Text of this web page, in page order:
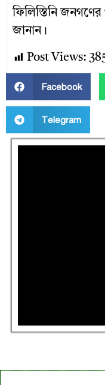
ফিলিস্তিনি
জানান।
Post Views:
Facebook
Telegram